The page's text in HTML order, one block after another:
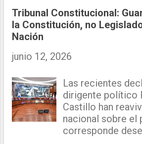
cargadas de
hallarán refugio ni
y aquello que
con igual rigor.
de la noble
hombre justo y de
cuya conciencia
despierta. Porque
escudo y
Tribunal Constitucional:
la Constitución, no
Nación
junio 12, 2026
Las recientes
dirigente político
Castillo han
nacional sobre el
corresponde